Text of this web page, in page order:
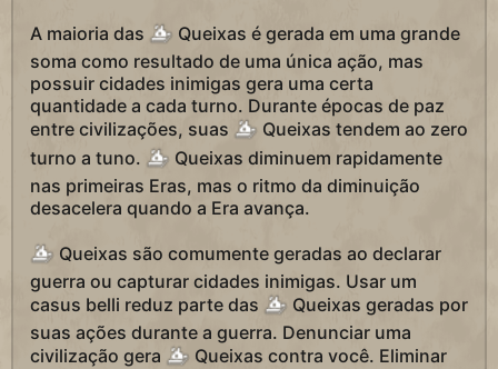
A maioria das
Queixas é gerada em uma grande
soma como resultado de uma única ação, mas
possuir cidades inimigas gera uma certa
quantidade a cada turno. Durante épocas de paz
entre civilizações, suas
Queixas tendem ao zero
turno a tuno.
Queixas diminuem rapidamente
nas primeiras Eras, mas o ritmo da diminuição
desacelera quando a Era avança.
Queixas são comumente geradas ao declarar
guerra ou capturar cidades inimigas. Usar um
casus belli reduz parte das
Queixas geradas por
suas ações durante a guerra. Denunciar uma
civilização gera
Queixas contra você. Eliminar